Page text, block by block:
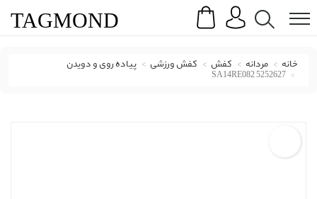
Search
TAGMOND
خانه مردانه کفش کفش ورزشی پیاده روی و دویدن
SA14RE082 5252627